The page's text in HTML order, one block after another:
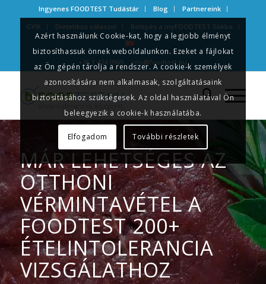
Ingyenes FOODTEST Tudástár Blog
Partnereink
GYIK
Dietetikus válaszol Belépés a myFOODTEST fiókba
+36 1 424 0969 info@foodtest.hu
MÁR LEHETSÉGES AZ
OTTHONI
VÉRMINTAVÉTEL A
FOODTEST 200+
ÉTELINTOLERANCIA
VIZSGÁLATHOZ
Azért használunk Cookie-kat, hogy a legjobb élményt
biztosíthassuk önnek weboldalunkon. Ezeket a fájlokat
az Ön gépén tárolja a rendszer. A cookie-k személyek
azonosítására nem alkalmasak, szolgáltatásaink
biztosításához szükségesek. Az oldal használatával Ön
beleegyezik a cookie-k használatába.
Elfogadom További részletek